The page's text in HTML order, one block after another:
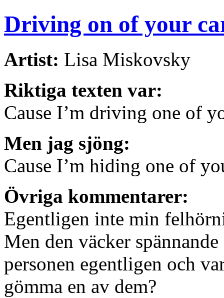
Driving on of your
Artist: Lisa Miskovsky
Riktiga texten var:
Cause I’m driving one of
Men jag sjöng:
Cause I’m hiding one of
Övriga kommentarer:
Egentligen inte min
Men den väcker
personen egentligen och
gömma en av dem?